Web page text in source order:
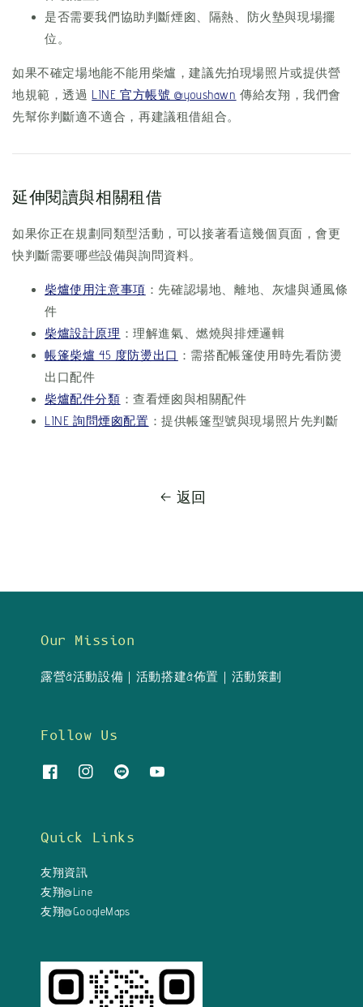
是否需要我們協助判斷煙囪、隔熱、防火墊與現場擺
位。
如果不確定場地能不能用柴爐，建議先拍現場照片或提供營
地規範，透過 LINE 官方帳號 @youshawn 傳給友翔，我們會
先幫你判斷適不適合，再建議租借組合。
延伸閱讀與相關租借
如果你正在規劃同類型活動，可以接著看這幾個頁面，會更
快判斷需要哪些設備與詢問資料。
柴爐使用注意事項 ：先確認場地、離地、灰燼與通風條
件
柴爐設計原理 ：理解進氣、燃燒與排煙邏輯
帳篷柴爐 45 度防燙出口 ：需搭配帳篷使用時先看防燙
出口配件
柴爐配件分類 ：查看煙囪與相關配件
LINE 詢問煙囪配置 ：提供帳篷型號與現場照片先判斷
返回
Our Mission
露營&活動設備｜活動搭建&佈置｜活動策劃
Follow Us
Quick Links
友翔資訊
友翔@Line
友翔@GoogleMaps